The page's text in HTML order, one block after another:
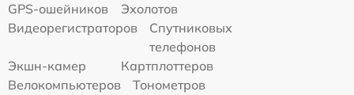
GPS-ошейников
Эхолотов
Видеорегистраторов
Спутниковых
телефонов
Экшн-камер
Картплоттеров
Велокомпьютеров
Тонометров